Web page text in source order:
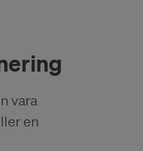
vara
en